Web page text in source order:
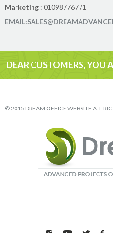
Marketing : 01098776771
DEAR CUSTOMERS, YOU
© 2015 DREAM OFFICE WEBSITE ALL